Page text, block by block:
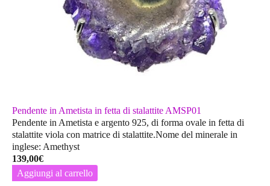
Pendente in Ametista in fetta di stalattite AMSP01
Pendente in Ametista e argento 925, di forma ovale in fetta di
stalattite viola con matrice di stalattite.Nome del minerale in
inglese: Amethyst
139,00€
Aggiungi al carrello